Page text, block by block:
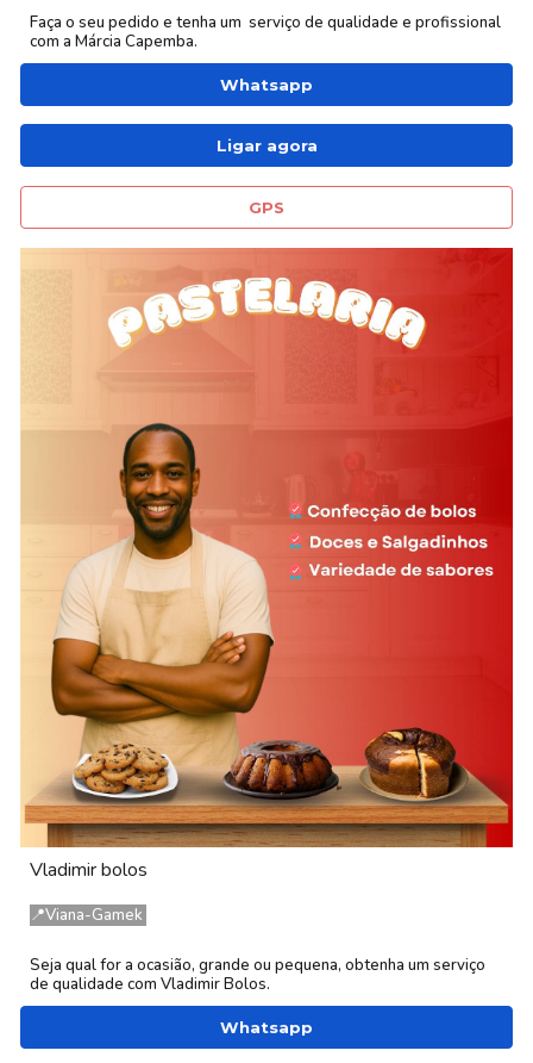
Faça o seu pedido e tenha um serviço de qualidade e profissional
com aMárcia Capemba.
Whatsapp
Ligar agora
GPS
Vladimir bolos
📍Viana-Gamek
Seja qual for a ocasião, grande ou pequena, obtenha um serviço
de qualidade comVladimirBolos.
Whatsapp